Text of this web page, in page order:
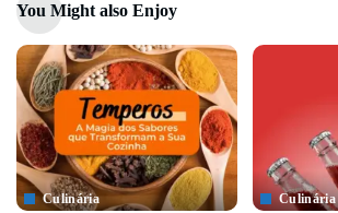
You Might also Enjoy
Culinária Culinária